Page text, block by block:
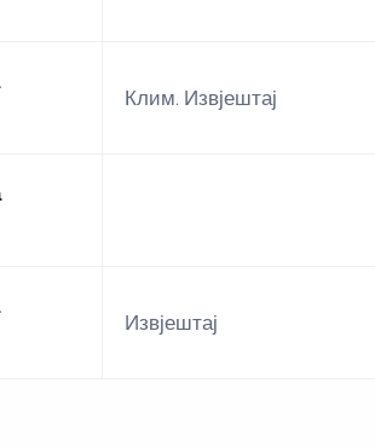
Клим. Извјештај
Извјештај